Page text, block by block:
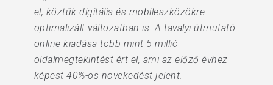
el, köztük digitális és mobileszközökre
optimalizált változatban is. A tavalyi útmutató
online kiadása több mint 5 millió
oldalmegtekintést ért el, ami az előző évhez
képest 40%-os növekedést jelent.